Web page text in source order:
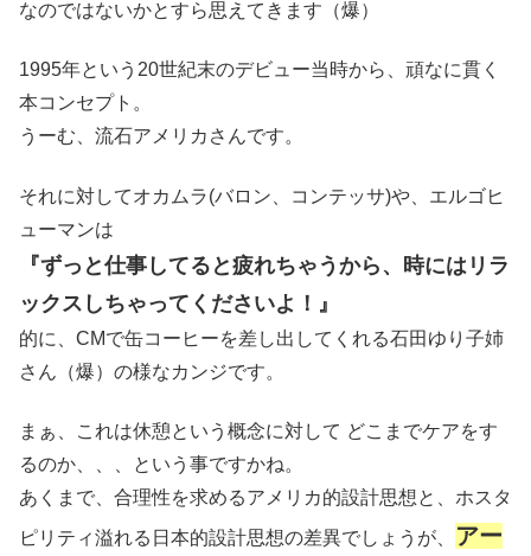
なのではないかとすら思えてきます（爆）
1995年という20世紀末のデビュー当時から、頑なに貫く
本コンセプト。
うーむ、流石アメリカさんです。
それに対してオカムラ(バロン、コンテッサ)や、エルゴヒ
ューマンは
『ずっと仕事してると疲れちゃうから、時にはリラ
ックスしちゃってくださいよ！』
的に、CMで缶コーヒーを差し出してくれる石田ゆり子姉
さん（爆）の様なカンジです。
まぁ、これは休憩という概念に対して どこまでケアをす
るのか、、、という事ですかね。
あくまで、合理性を求めるアメリカ的設計思想と、ホスタ
ピリティ溢れる日本的設計思想の差異でしょうが、
アー